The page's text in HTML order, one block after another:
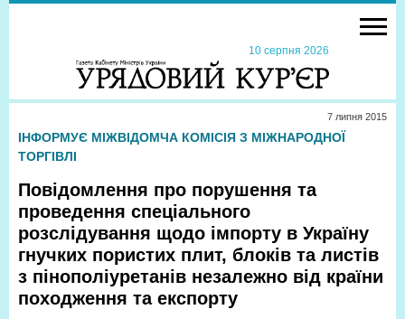
10 серпня 2026
7 липня 2015
ІНФОРМУЄ МІЖВІДОМЧА КОМІСІЯ З МІЖНАРОДНОЇ
ТОРГІВЛІ
Повідомлення про порушення та
проведення спеціального
розслідування щодо імпорту в Україну
гнучких пористих плит, блоків та листів
з пінополіуретанів незалежно від країни
походження та експорту